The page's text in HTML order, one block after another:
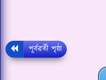
পূৰ্বৱৰ্তী পৃষ্ঠা